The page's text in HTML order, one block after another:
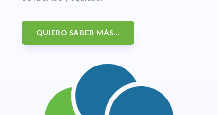
QUIERO SABER MÁS...